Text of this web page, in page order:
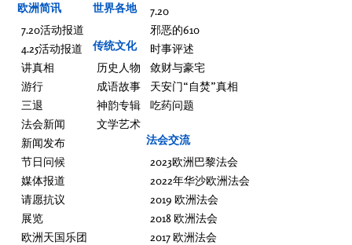
欧洲简讯
7.20活动报道
4.25活动报道
讲真相
游行
三退
法会新闻
新闻发布
节日问候
媒体报道
请愿抗议
展览
欧洲天国乐团
世界各地
传统文化
历史人物
成语故事
神韵专辑
文学艺术
7.20
邪恶的610
时事评述
敛财与豪宅
天安门“自焚”真相
吃药问题
法会交流
2023欧洲巴黎法会
2022年华沙欧洲法会
2019 欧洲法会
2018 欧洲法会
2017 欧洲法会